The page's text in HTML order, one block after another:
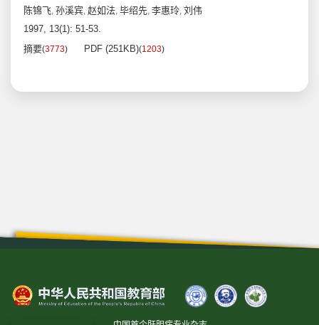
陈锦飞, 孙溪宾, 赵如法, 毕绍先, 李惠玲, 刘伟
1997, 13(1): 51-53.
摘要(3773) PDF (251KB)(1203)